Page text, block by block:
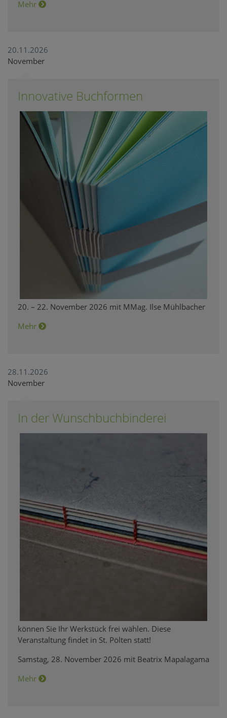
Mehr
20.11.2026
November
Innovative Buchformen
20. – 22. November 2026 mit MMag. Ilse Mühlbacher
Mehr
28.11.2026
November
In der Wunschbuchbinderei
können Sie Ihr Werkstück frei wählen. Diese
Veranstaltung findet in St. Pölten statt!
Samstag, 28. November 2026 mit Beatrix Mapalagama
Mehr